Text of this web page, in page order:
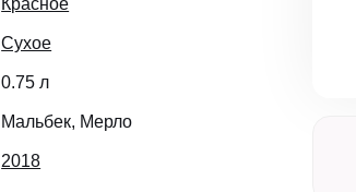
Красное
Сухое
0.75 л
Мальбек Мерло
2018